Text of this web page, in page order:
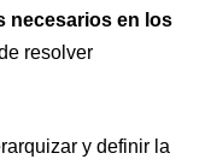
necesarios en los
resolver
y definir la